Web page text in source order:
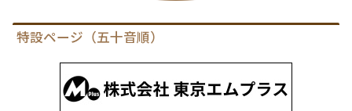
特設ページ（五十音順）